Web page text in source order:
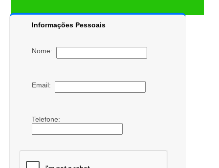
Informações Pessoais
Nome:
Email:
Telefone: